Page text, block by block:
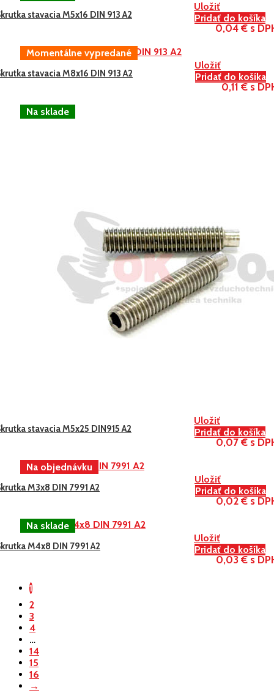
Uložiť
Pridať do košíka
stavacia M5x16 DIN 913 A2
0,04 € s
Uložiť
Pridať do košíka
stavacia M8x16 DIN 913 A2
0,11 € s
Uložiť
Pridať do košíka
stavacia M5x25 DIN915 A2
0,07 € s
Uložiť
Pridať do košíka
M3x8 DIN 7991 A2
0,02 € s
Uložiť
Pridať do košíka
M4x8 DIN 7991 A2
0,03 € s
1
2
3
4
…
14
15
16
→